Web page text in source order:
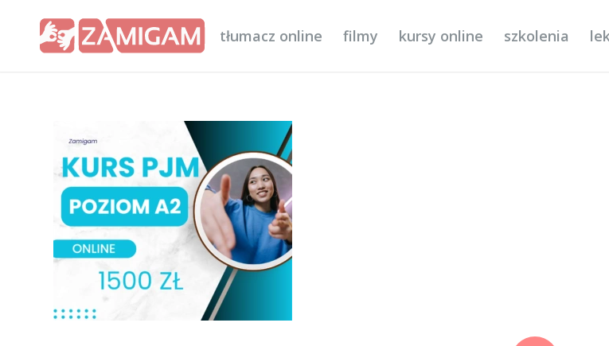
tłumacz online filmy kursy online szkolenia